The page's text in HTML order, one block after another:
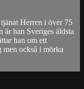
Herren i över 75
han Sveriges äldsta
han om ett
men också i mörka